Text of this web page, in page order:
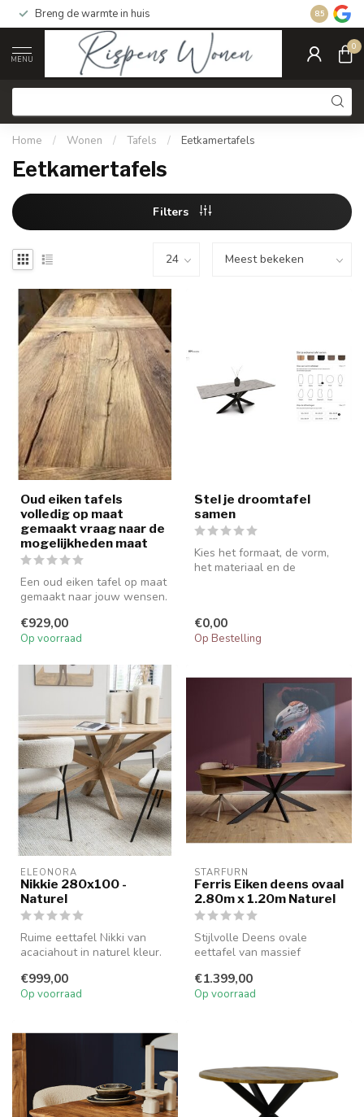
Breng de warmte in huis Gratis
8.5
MENU
0
Home / Wonen / Tafels / Eetkamertafels
Eetkamertafels
Filters
Oud eiken tafels
volledig op maat
gemaakt vraag naar de
mogelijkheden maat
Een oud eiken tafel op maat
gemaakt naar jouw wensen.
€929,00
Op voorraad
Stel je droomtafel
samen
Kies het formaat, de vorm,
het materiaal en de
€0,00
Op Bestelling
ELEONORA
Nikkie 280x100 -
Naturel
Ruime eettafel Nikki van
acaciahout in naturel kleur.
€999,00
Op voorraad
STARFURN
Ferris Eiken deens ovaal
2.80m x 1.20m Naturel
Stijlvolle Deens ovale
eettafel van massief
stalen onders...
€1.399,00
Op voorraad